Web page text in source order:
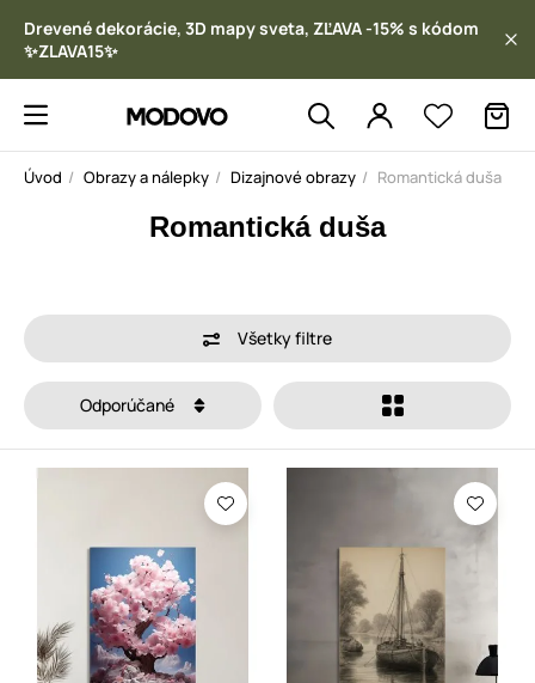
Drevené dekorácie, 3D mapy sveta, ZĽAVA -15% s kódom
✨ZLAVA15✨
Úvod Obrazy a nálepky Dizajnové obrazy Romantická duša
Romantická duša
Všetky filtre
Odporúčané